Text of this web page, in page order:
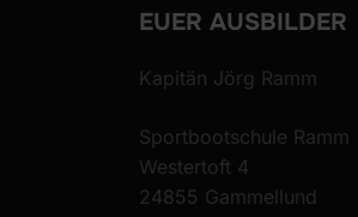
EUER AUSBILDER
Kapitän Jörg Ramm
Sportbootschule Ramm
Westertoft 4
24855 Gammellund